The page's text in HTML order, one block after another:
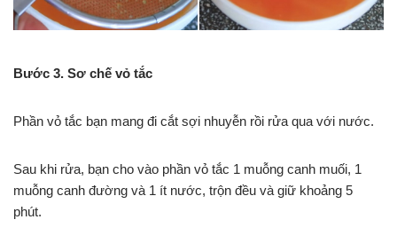
Bước 3. Sơ chế vỏ tắc
Phần vỏ tắc bạn mang đi cắt sợi nhuyễn rồi rửa qua với nước.
Sau khi rửa, bạn cho vào phần vỏ tắc 1 muỗng canh muối, 1
muỗng canh đường và 1 ít nước, trộn đều và giữ khoảng 5
phút.